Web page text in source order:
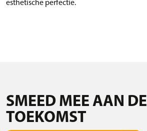
esthetische perfectie.
SMEED MEE AAN DE
TOEKOMST